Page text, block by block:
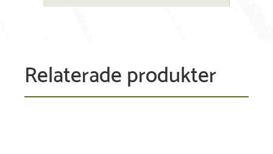
Relaterade produkter